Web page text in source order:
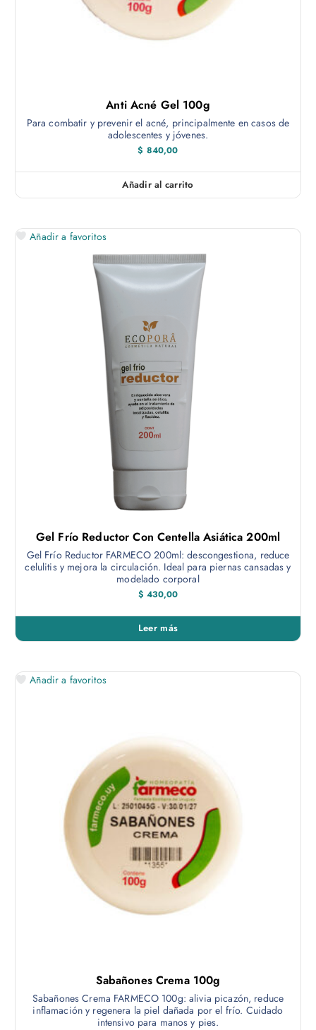
Anti Acné Gel 100g
Para combatir y prevenir el acné, principalmente en casos de
adolescentes y jóvenes.
$ 840,00
Añadir al carrito
Añadir a favoritos
Gel Frío Reductor Con Centella Asiática 200ml
Gel Frío Reductor FARMECO 200ml: descongestiona, reduce
celulitis y mejora la circulación. Ideal para piernas cansadas y
modelado corporal
$ 430,00
Leer más
Añadir a favoritos
Sabañones Crema 100g
Sabañones Crema FARMECO 100g: alivia picazón, reduce
inflamación y regenera la piel dañada por el frío. Cuidado
intensivo para manos y pies.